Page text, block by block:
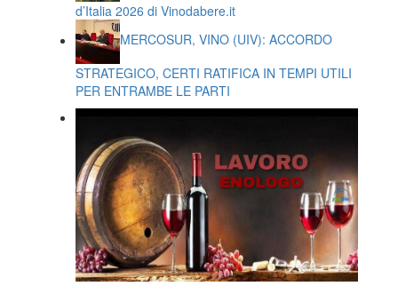
d’Italia 2026 di Vinodabere.it
MERCOSUR, VINO (UIV): ACCORDO
STRATEGICO, CERTI RATIFICA IN TEMPI UTILI
PER ENTRAMBE LE PARTI